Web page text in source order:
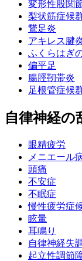
変形性股関
梨状筋症候
鵞足炎
アキレス腱
ふくらはぎ
偏平足
腸脛靭帯炎
足根管症候
自律神経の
眼精疲労
メニエール
頭痛
不安症
不眠症
慢性疲労症
眩暈
耳鳴り
自律神経失
起立性調節